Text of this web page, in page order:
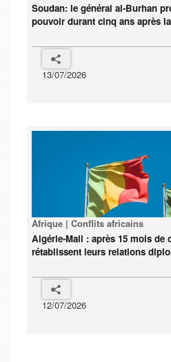
Soudan: le général al-Burhan
pouvoir durant cinq ans après
13/07/2026
Afrique | Conflits africains
Algérie-Mali : après 15 mois de
rétablissent leurs relations
12/07/2026